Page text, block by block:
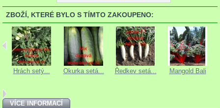
ZBOŽÍ, KTERÉ BYLO S TÍMTO ZAKOUPENO:
Hrách setý... Okurka setá... Ředkev setá... Mangold Bali
VÍCE INFORMACÍ